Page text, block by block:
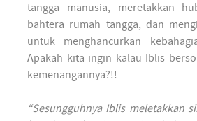
tangga manusia, meretakkan
bahtera rumah tangga, dan
untuk menghancurkan
Apakah kita ingin kalau Iblis
kemenangannya?!!
“Sesungguhnya Iblis meletakkan